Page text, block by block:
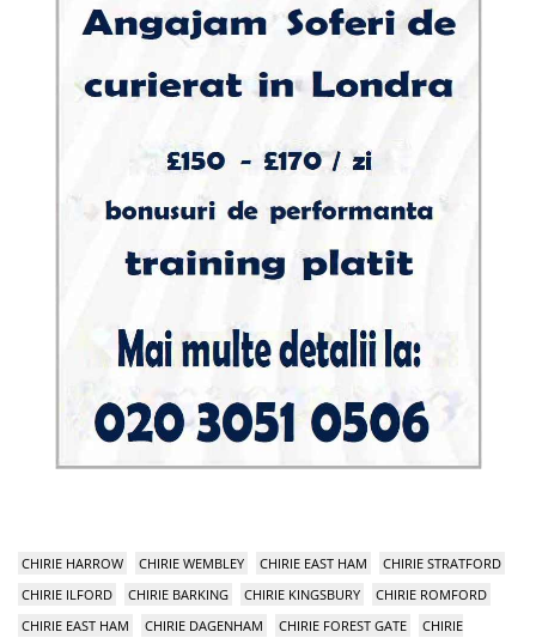
CHIRIE HARROW CHIRIE WEMBLEY CHIRIE EAST HAM
CHIRIE STRATFORD
CHIRIE ILFORD
CHIRIE BARKING CHIRIE KINGSBURY
CHIRIE ROMFORD
CHIRIE EAST HAM
CHIRIE DAGENHAM CHIRIE FOREST GATE
CHIRIE